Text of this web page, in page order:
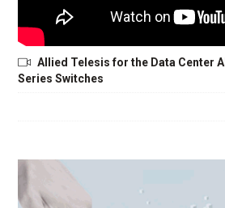
Allied Telesis for the Data Center
Series Switches